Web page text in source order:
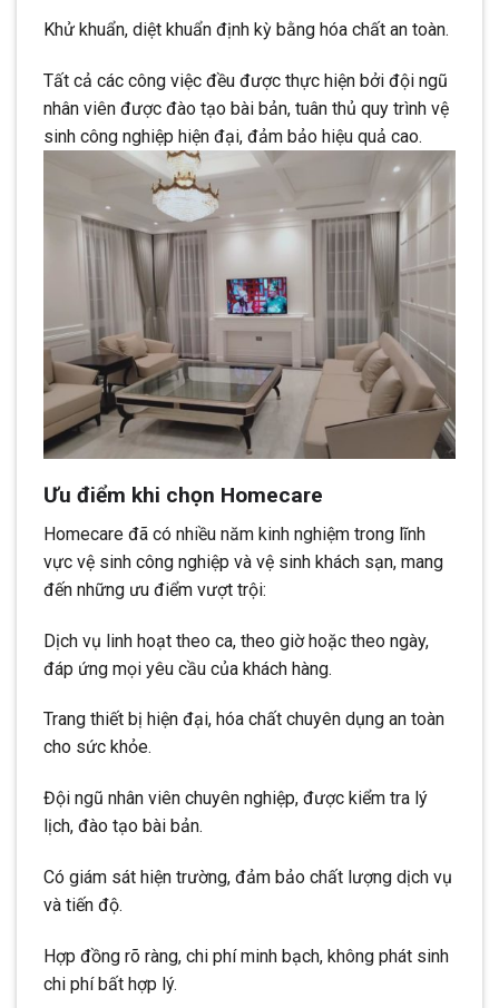
Khử khuẩn, diệt khuẩn định kỳ bằng hóa chất an toàn.
Tất cả các công việc đều được thực hiện bởi đội ngũ
nhân viên được đào tạo bài bản, tuân thủ quy trình vệ
sinh công nghiệp hiện đại, đảm bảo hiệu quả cao.
Ưu điểm khi chọn Homecare
Homecare đã có nhiều năm kinh nghiệm trong lĩnh
vực vệ sinh công nghiệp và vệ sinh khách sạn, mang
đến những ưu điểm vượt trội:
Dịch vụ linh hoạt theo ca, theo giờ hoặc theo ngày,
đáp ứng mọi yêu cầu của khách hàng.
Trang thiết bị hiện đại, hóa chất chuyên dụng an toàn
cho sức khỏe.
Đội ngũ nhân viên chuyên nghiệp, được kiểm tra lý
lịch, đào tạo bài bản.
Có giám sát hiện trường, đảm bảo chất lượng dịch vụ
và tiến độ.
Hợp đồng rõ ràng, chi phí minh bạch, không phát sinh
chi phí bất hợp lý.